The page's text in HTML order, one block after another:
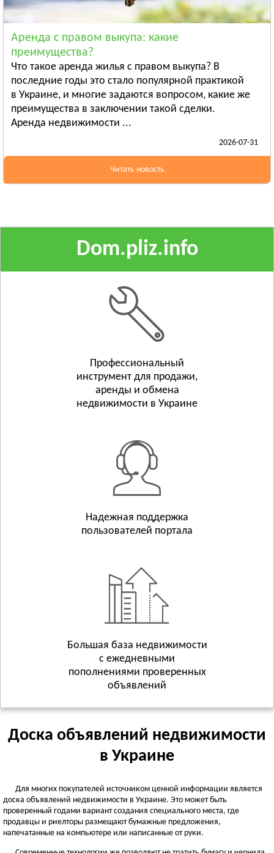
Ананьев
Арциз
Балта
ПОЛТАВСКАЯ ОБЛАСТЬ
Гадяч
Глобино
РОВЕНСКАЯ ОБЛАСТЬ
Березно
Смотреть всё
СУМСКАЯ ОБЛАСТЬ
Смотреть всё
ТЕРНОПОЛЬСКАЯ ОБЛАСТЬ
Смотреть всё
Смотреть всё
ХЕРСОНСКАЯ ОБЛАСТЬ
ХМЕЛЬНИЦКАЯ ОБЛАСТЬ
Смотреть всё
ЧЕРКАССКАЯ ОБЛАСТЬ
ЧЕРНИГОВСКАЯ ОБЛАСТЬ
Бахмач
Смотреть всё
ЧЕРНОВИЦКАЯ ОБЛАСТЬ
Черновцы
Аренда с правом выкупа: какие
преимущества?
Что такое аренда жилья с правом выкупа? В
последние годы это стало популярной практикой
в Украине, и многие задаются вопросом, какие же
преимущества в заключении такой сделки.
Аренда недвижимости ...
2026-07-31
Читать новость
Dom.pliz.info
Профессиональный
инструмент для продажи,
аренды и обмена
недвижимости в Украине
Надежная поддержка
пользователей портала
Большая база недвижимости
с ежедневными
пополнениями проверенных
объявлений
Доска объявлений недвижимости
в Украине
Для многих покупателей источником ценной информации является
доска объявлений недвижимости в Украине. Это может быть
проверенный годами вариант создания специального места, где
продавцы и риелторы размещают бумажные предложения,
напечатанные на компьютере или написанные от руки.